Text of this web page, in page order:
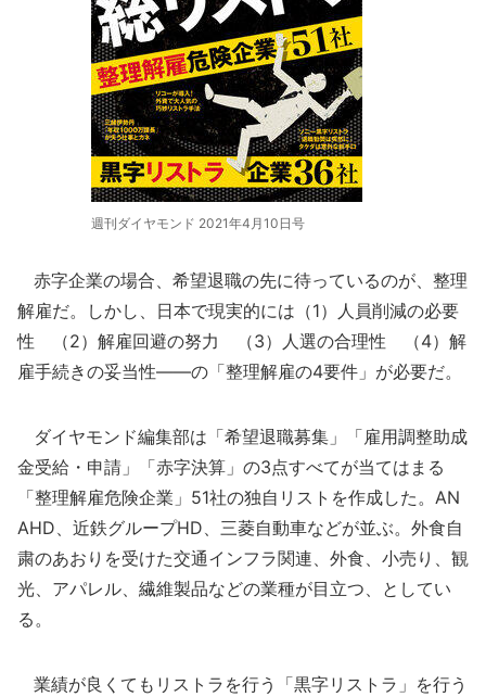
週刊ダイヤモンド 2021年4月10日号
赤字企業の場合、希望退職の先に待っているのが、整理
解雇だ。しかし、日本で現実的には（1）人員削減の必要
性 （2）解雇回避の努力 （3）人選の合理性 （4）解
雇手続きの妥当性――の「整理解雇の4要件」が必要だ。
ダイヤモンド編集部は「希望退職募集」「雇用調整助成
金受給・申請」「赤字決算」の3点すべてが当てはまる
「整理解雇危険企業」51社の独自リストを作成した。AN
AHD、近鉄グループHD、三菱自動車などが並ぶ。外食自
粛のあおりを受けた交通インフラ関連、外食、小売り、観
光、アパレル、繊維製品などの業種が目立つ、としてい
る。
業績が良くてもリストラを行う「黒字リストラ」を行う